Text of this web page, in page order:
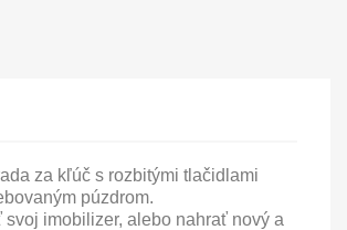
za kľúč s rozbitými tlačidlami
púzdrom.
svoj imobilizer, alebo nahrať nový a